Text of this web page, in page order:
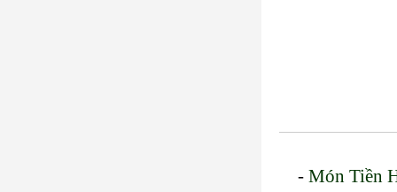
-Món Tiền